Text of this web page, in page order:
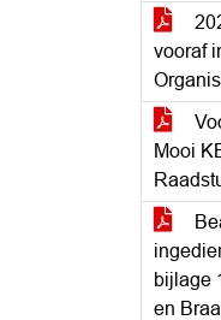
vooraf
Mooi
bijlage
en